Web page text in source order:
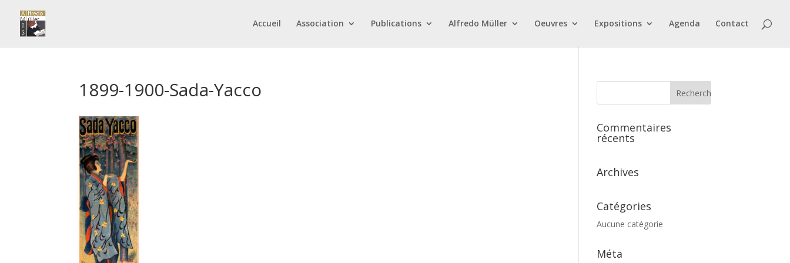
Accueil Association Publications Alfredo Müller Oeuvres Expositions Agenda Contact
1899-1900-Sada-Yacco
Commentaires
récents
Archives
Catégories
Aucune catégorie
Méta